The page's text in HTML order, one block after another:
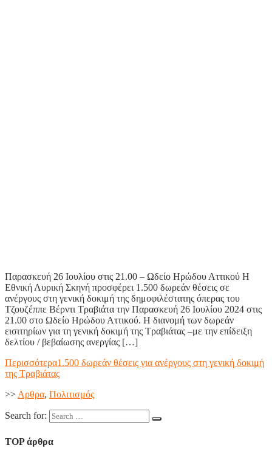
Παρασκευή 26 Ιουλίου στις 21.00 – Ωδείο Ηρώδου Αττικού Η
Εθνική Λυρική Σκηνή προσφέρει 1.500 δωρεάν θέσεις σε
ανέργους στη γενική δοκιμή της δημοφιλέστατης όπερας του
Τζουζέππε Βέρντι Τραβιάτα την Παρασκευή 26 Ιουλίου 2024 στις
21.00 στο Ωδείο Ηρώδου Αττικού. Η διανομή των δωρεάν
εισιτηρίων για τη γενική δοκιμή της Τραβιάτας –με την επίδειξη
δελτίου / βεβαίωσης ανεργίας […]
Περισσότερα1.500 δωρεάν θέσεις για ανέργους στη γενική δοκιμή
της Τραβιάτας
>>Aρθρα, Πολιτισμός
Search for:
TOP άρθρα